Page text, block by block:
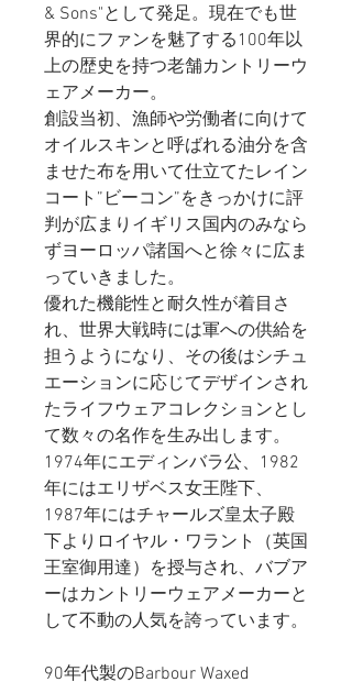
& Sons"として発足。現在でも世
界的にファンを魅了する100年以
上の歴史を持つ老舗カントリーウ
ェアメーカー。
創設当初、漁師や労働者に向けて
オイルスキンと呼ばれる油分を含
ませた布を用いて仕立てたレイン
コート”ビーコン”をきっかけに評
判が広まりイギリス国内のみなら
ずヨーロッパ諸国へと徐々に広ま
っていきました。
優れた機能性と耐久性が着目さ
れ、世界大戦時には軍への供給を
担うようになり、その後はシチュ
エーションに応じてデザインされ
たライフウェアコレクションとし
て数々の名作を生み出します。
1974年にエディンバラ公、1982
年にはエリザベス女王陛下、
1987年にはチャールズ皇太子殿
下よりロイヤル・ワラント（英国
王室御用達）を授与され、バブア
ーはカントリーウェアメーカーと
して不動の人気を誇っています。
90年代製のBarbour Waxed